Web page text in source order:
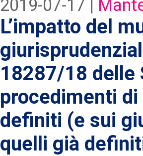
2019-07-17 |
L’impatto del
18287/18 delle
procedimenti
definiti (e sui
quelli già